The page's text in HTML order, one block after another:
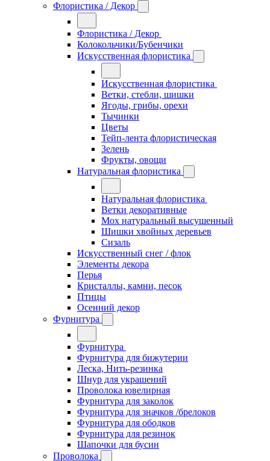
Флористика / Декор
Флористика / Декор
Колокольчики/Бубенчики
Искусственная флористика
Искусственная флористика
Ветки, стебли, шишки
Ягоды, грибы, орехи
Тычинки
Цветы
Тейп-лента флористическая
Зелень
Фрукты, овощи
Натуральная флористика
Натуральная флористика
Ветки декоративные
Мох натуральный высушенный
Шишки хвойных деревьев
Сизаль
Искусственный снег / флок
Элементы декора
Перья
Кристаллы, камни, песок
Птицы
Осенний декор
Фурнитура
Фурнитура
Фурнитура для бижутерии
Леска, Нить-резинка
Шнур для украшений
Проволока ювелирная
Фурнитура для заколок
Фурнитура для значков /брелоков
Фурнитура для ободков
Фурнитура для резинок
Шапочки для бусин
Проволока